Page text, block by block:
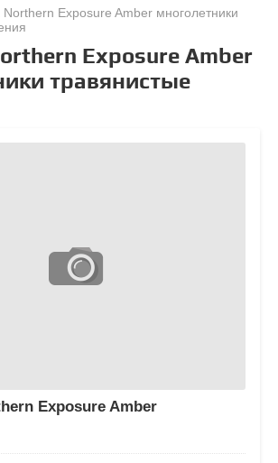
Northern Exposure Amber многолетники
Exposure Amber
травянистые
Exposure Amber